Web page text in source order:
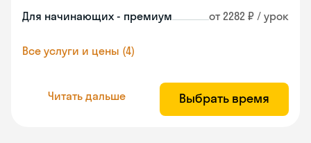
Для начинающих - премиум от 2282 ₽ / урок
Все услуги и цены (4)
Читать дальше Выбрать время